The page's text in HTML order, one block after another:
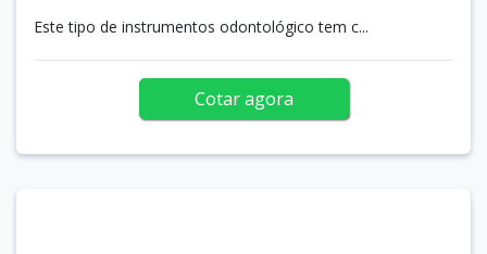
Este tipo de instrumentos odontológico tem c...
Cotar agora